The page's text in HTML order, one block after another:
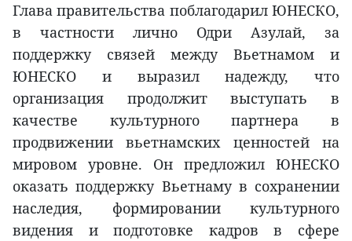
Глава правительства поблагодарил ЮНЕСКО,
в частности лично Одри Азулай, за
поддержку связей между Вьетнамом и
ЮНЕСКО и выразил надежду, что
организация продолжит выступать в
качестве культурного партнера в
продвижении вьетнамских ценностей на
мировом уровне. Он предложил ЮНЕСКО
оказать поддержку Вьетнаму в сохранении
наследия, формировании культурного
видения и подготовке кадров в сфере